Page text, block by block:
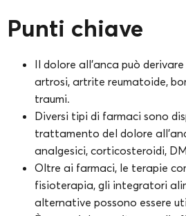
Punti chiave
Il dolore all’anca può
artrosi, artrite reumatoide,
traumi.
Diversi tipi di farmaci sono
trattamento del dolore
analgesici, corticosteroidi,
Oltre ai farmaci, le terapie
fisioterapia, gli integratori
alternative possono essere